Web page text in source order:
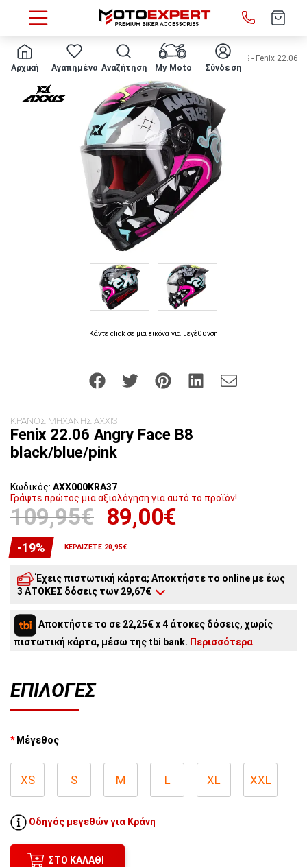
Αρχική Αγαπημένα Αναζήτηση My Moto Σύνδεση
HOME Κατασκευαστής Axxis ΚΡΑΝΟΣ ΜΗΧΑΝΗΣ AXXIS - Fenix 22.06
Κάντε click σε μια εικόνα για μεγέθυνση
ΚΡΑΝΟΣ ΜΗΧΑΝΗΣ AXXIS
Fenix 22.06 Angry Face B8
black/blue/pink
Κωδικός: AXX000KRA37
Γράψτε πρώτος μια αξιολόγηση για αυτό το προϊόν!
109,95€ 89,00€
-19% ΚΕΡΔΊΖΕΤΕ 20,95€
Έχεις πιστωτική κάρτα; Αποκτήστε το online με έως
3 ΑΤΟΚΕΣ δόσεις των 29,67€
2άτοκες δόσεις: 44,50€/ μήνα
Αποκτήστε το σε 22,25€ x 4 άτοκες δόσεις, χωρίς
πιστωτική κάρτα, μέσω της tbi bank. Περισσότερα
ΕΠΙΛΟΓΈΣ
Μέγεθος
XS S M L XL XXL
Οδηγός μεγεθών για Κράνη
ΣΤΟ ΚΑΛΆΘΙ